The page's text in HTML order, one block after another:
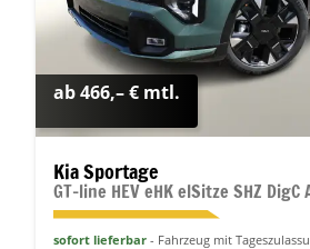
ab 466,– € mtl.
Kia Sportage
GT-line HEV eHK elSitze SHZ DigC
sofort lieferbar Fahrzeug mit